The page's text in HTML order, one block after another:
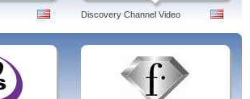
Discovery Channel Video